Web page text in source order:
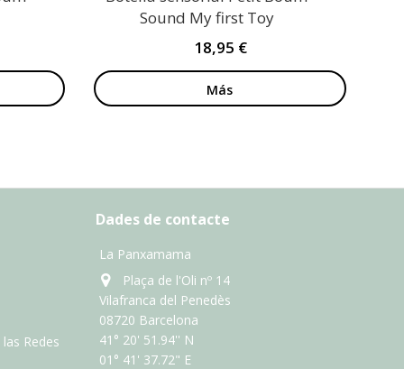
Sound My first Toy
18,95 €
Más
Redes
Dades de contacte
La Panxamama
Plaça de l'Oli nº 14
Vilafranca del Penedès
08720 Barcelona
41° 20' 51.94'' N
01° 41' 37.72" E